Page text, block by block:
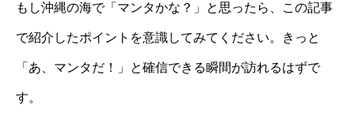
もし沖縄の海で「マンタかな？」と思ったら、この記事
で紹介したポイントを意識してみてください。きっと
「あ、マンタだ！」と確信できる瞬間が訪れるはずで
す。